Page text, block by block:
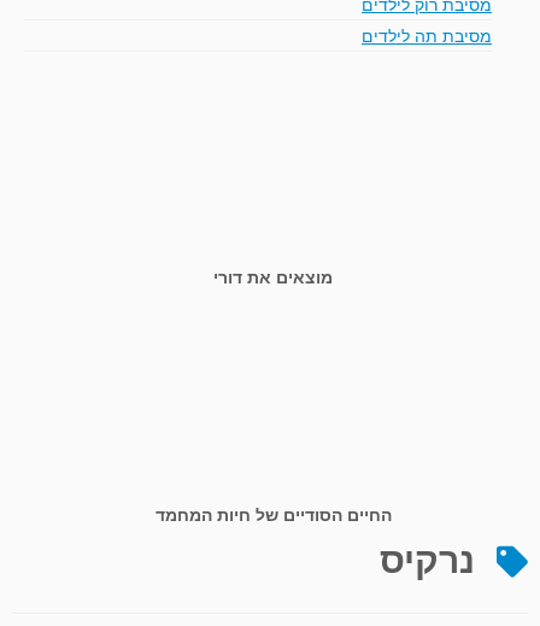
מסיבת תה לילדים
מוצאים את דורי
החיים הסודיים של חיות המחמד
נרקיס